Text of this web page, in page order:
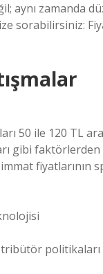
aynı zamanda
sorabilirsiniz:
50 ile 120 TL
gibi
politikaları